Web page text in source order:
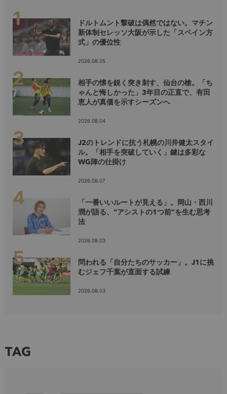
ドルトムント撃破は偶然ではない。マチン
新体制セレッソ大阪が示した「スペイン方
式」の優位性
2026.08.05
相手の懐を鋭く突き刺す、仙台の槍。「ち
ゃんと悔しかった」3年目の正直で、有田
恵人が真価を示すシーズンへ
2026.08.04
J2のトレンドに抗う札幌の川井健太スタイ
ル。「相手を突破していく」鍵は多彩な
WG陣の仕掛け
2026.08.07
「一番いいルートが見える」。岡山・西川
潤が語る、“アシストの1つ前”を生む思考
法
2026.08.03
問われる「自分たちのサッカー」。J1に挑
むジェフ千葉が直面する試練
2026.08.03
TAG